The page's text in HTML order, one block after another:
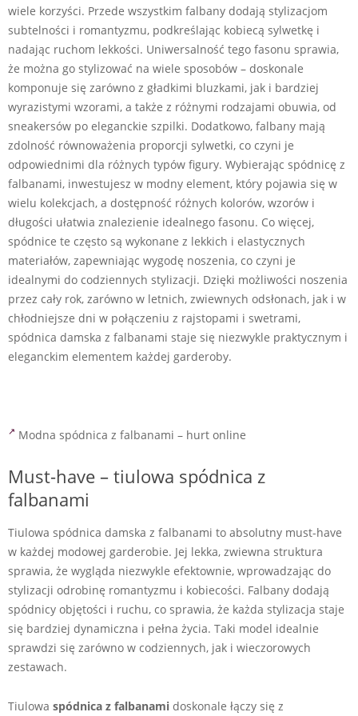
wiele korzyści. Przede wszystkim falbany dodają stylizacjom
subtelności i romantyzmu, podkreślając kobiecą sylwetkę i
nadając ruchom lekkości. Uniwersalność tego fasonu sprawia,
że można go stylizować na wiele sposobów – doskonale
komponuje się zarówno z gładkimi bluzkami, jak i bardziej
wyrazistymi wzorami, a także z różnymi rodzajami obuwia, od
sneakersów po eleganckie szpilki. Dodatkowo, falbany mają
zdolność równoważenia proporcji sylwetki, co czyni je
odpowiednimi dla różnych typów figury. Wybierając spódnicę z
falbanami, inwestujesz w modny element, który pojawia się w
wielu kolekcjach, a dostępność różnych kolorów, wzorów i
długości ułatwia znalezienie idealnego fasonu. Co więcej,
spódnice te często są wykonane z lekkich i elastycznych
materiałów, zapewniając wygodę noszenia, co czyni je
idealnymi do codziennych stylizacji. Dzięki możliwości noszenia
przez cały rok, zarówno w letnich, zwiewnych odsłonach, jak i w
chłodniejsze dni w połączeniu z rajstopami i swetrami,
spódnica damska z falbanami staje się niezwykle praktycznym i
eleganckim elementem każdej garderoby.
Modna spódnica z falbanami – hurt online
Must-have – tiulowa spódnica z
falbanami
Tiulowa spódnica damska z falbanami to absolutny must-have
w każdej modowej garderobie. Jej lekka, zwiewna struktura
sprawia, że wygląda niezwykle efektownie, wprowadzając do
stylizacji odrobinę romantyzmu i kobiecości. Falbany dodają
spódnicy objętości i ruchu, co sprawia, że każda stylizacja staje
się bardziej dynamiczna i pełna życia. Taki model idealnie
sprawdzi się zarówno w codziennych, jak i wieczorowych
zestawach.
Tiulowa spódnica z falbanami doskonale łączy się z